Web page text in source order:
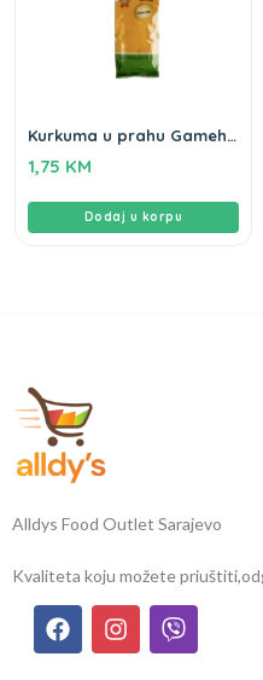
Kurkuma u prahu Gameha
1,75 KM
Dodaj u korpu
Alldys Food Outlet Sarajevo
Kvaliteta koju možete priuštiti,